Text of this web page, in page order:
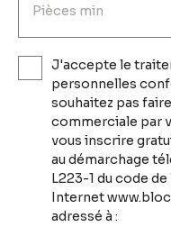
Pièces min
J'accepte le
personnelles
souhaitez pas
commerciale par
vous inscrire
au démarchage
L223-1 du code
Internet
adressé à :